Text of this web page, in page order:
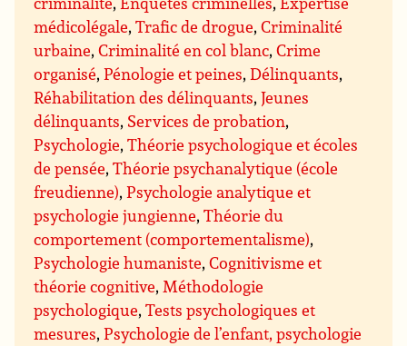
médicolégale,Trafic de drogue,Criminalité
urbaine,Criminalité en col blanc,Crime
organisé,Pénologie et peines,Délinquants,
Réhabilitation des délinquants,Jeunes
délinquants, Services de probation,
Psychologie,Théorie psychologique et écoles
de pensée,Théorie psychanalytique (école
freudienne),Psychologie analytique et
psychologie jungienne,Théorie du
comportement (comportementalisme),
Psychologie humaniste,Cognitivisme et
théorie cognitive,Méthodologie
psychologique,Tests psychologiques et
mesures,Psychologie de l’enfant, psychologie